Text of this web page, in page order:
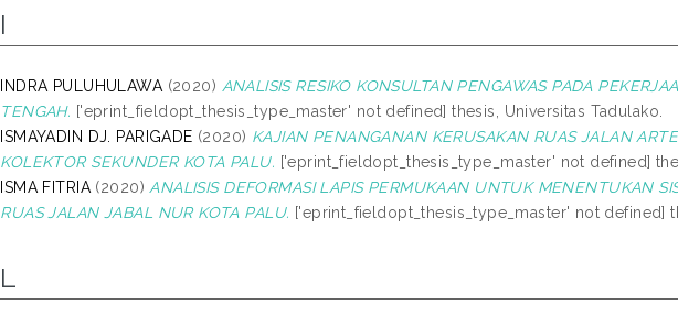
I
INDRA PULUHULAWA (2020) ANALISIS RESIKO KONSULTAN PENGAWAS PADA
TENGAH. ['eprint_fieldopt_thesis_type_master' not defined] thesis, Universitas Tadulako.
ISMAYADIN DJ. PARIGADE (2020) KAJIAN PENANGANAN KERUSAKAN RUAS JALAN
KOLEKTOR SEKUNDER KOTA PALU. ['eprint_fieldopt_thesis_type_master' not defined]
ISMA FITRIA (2020) ANALISIS DEFORMASI LAPIS PERMUKAAN UNTUK MENENTUKAN
RUAS JALAN JABAL NUR KOTA PALU. ['eprint_fieldopt_thesis_type_master' not defined]
L